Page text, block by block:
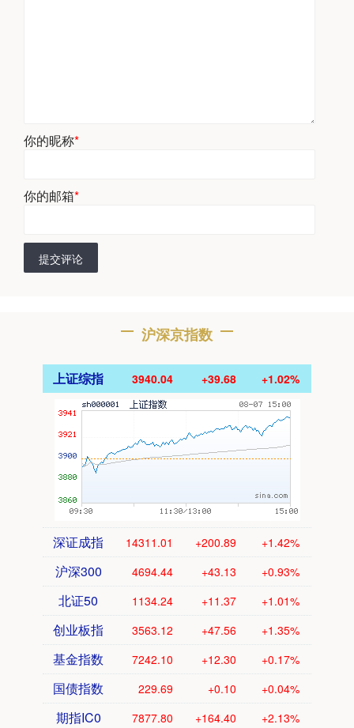
你的昵称*
你的邮箱*
提交评论
沪深京指数
上证综指 3940.04 +39.68 +1.02%
深证成指 14311.01 +200.89 +1.42%
沪深300 4694.44 +43.13 +0.93%
北证50 1134.24 +11.37 +1.01%
创业板指 3563.12 +47.56 +1.35%
基金指数 7242.10 +12.30 +0.17%
国债指数 229.69 +0.10 +0.04%
期指IC0 7877.80 +164.40 +2.13%